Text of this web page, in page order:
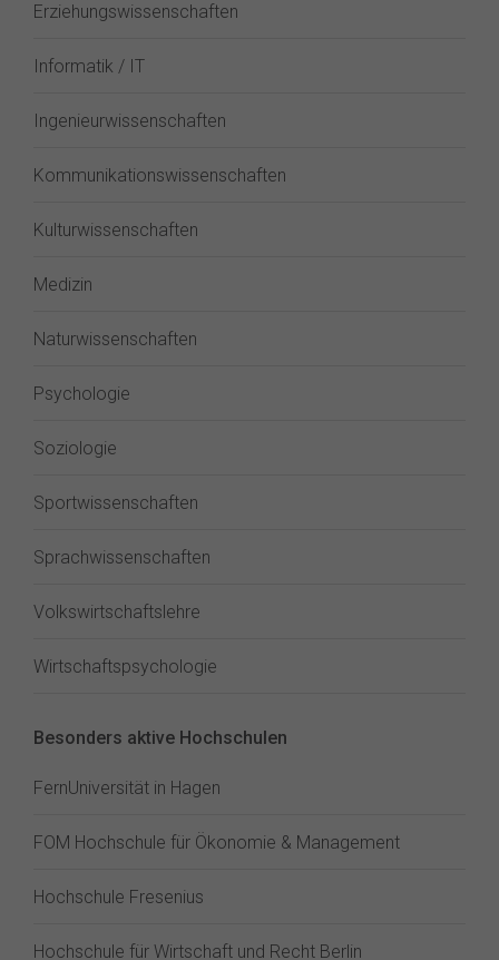
Erziehungswissenschaften
Informatik / IT
Ingenieurwissenschaften
Kommunikationswissenschaften
Kulturwissenschaften
Medizin
Naturwissenschaften
Psychologie
Soziologie
Sportwissenschaften
Sprachwissenschaften
Volkswirtschaftslehre
Wirtschaftspsychologie
Besonders aktive Hochschulen
FernUniversität in Hagen
FOM Hochschule für Ökonomie & Management
Hochschule Fresenius
Hochschule für Wirtschaft und Recht Berlin